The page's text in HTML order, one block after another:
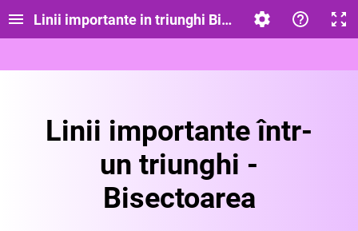
Linii importante in triunghi Bisectoarea
Linii importante într-
un triunghi -
Bisectoarea